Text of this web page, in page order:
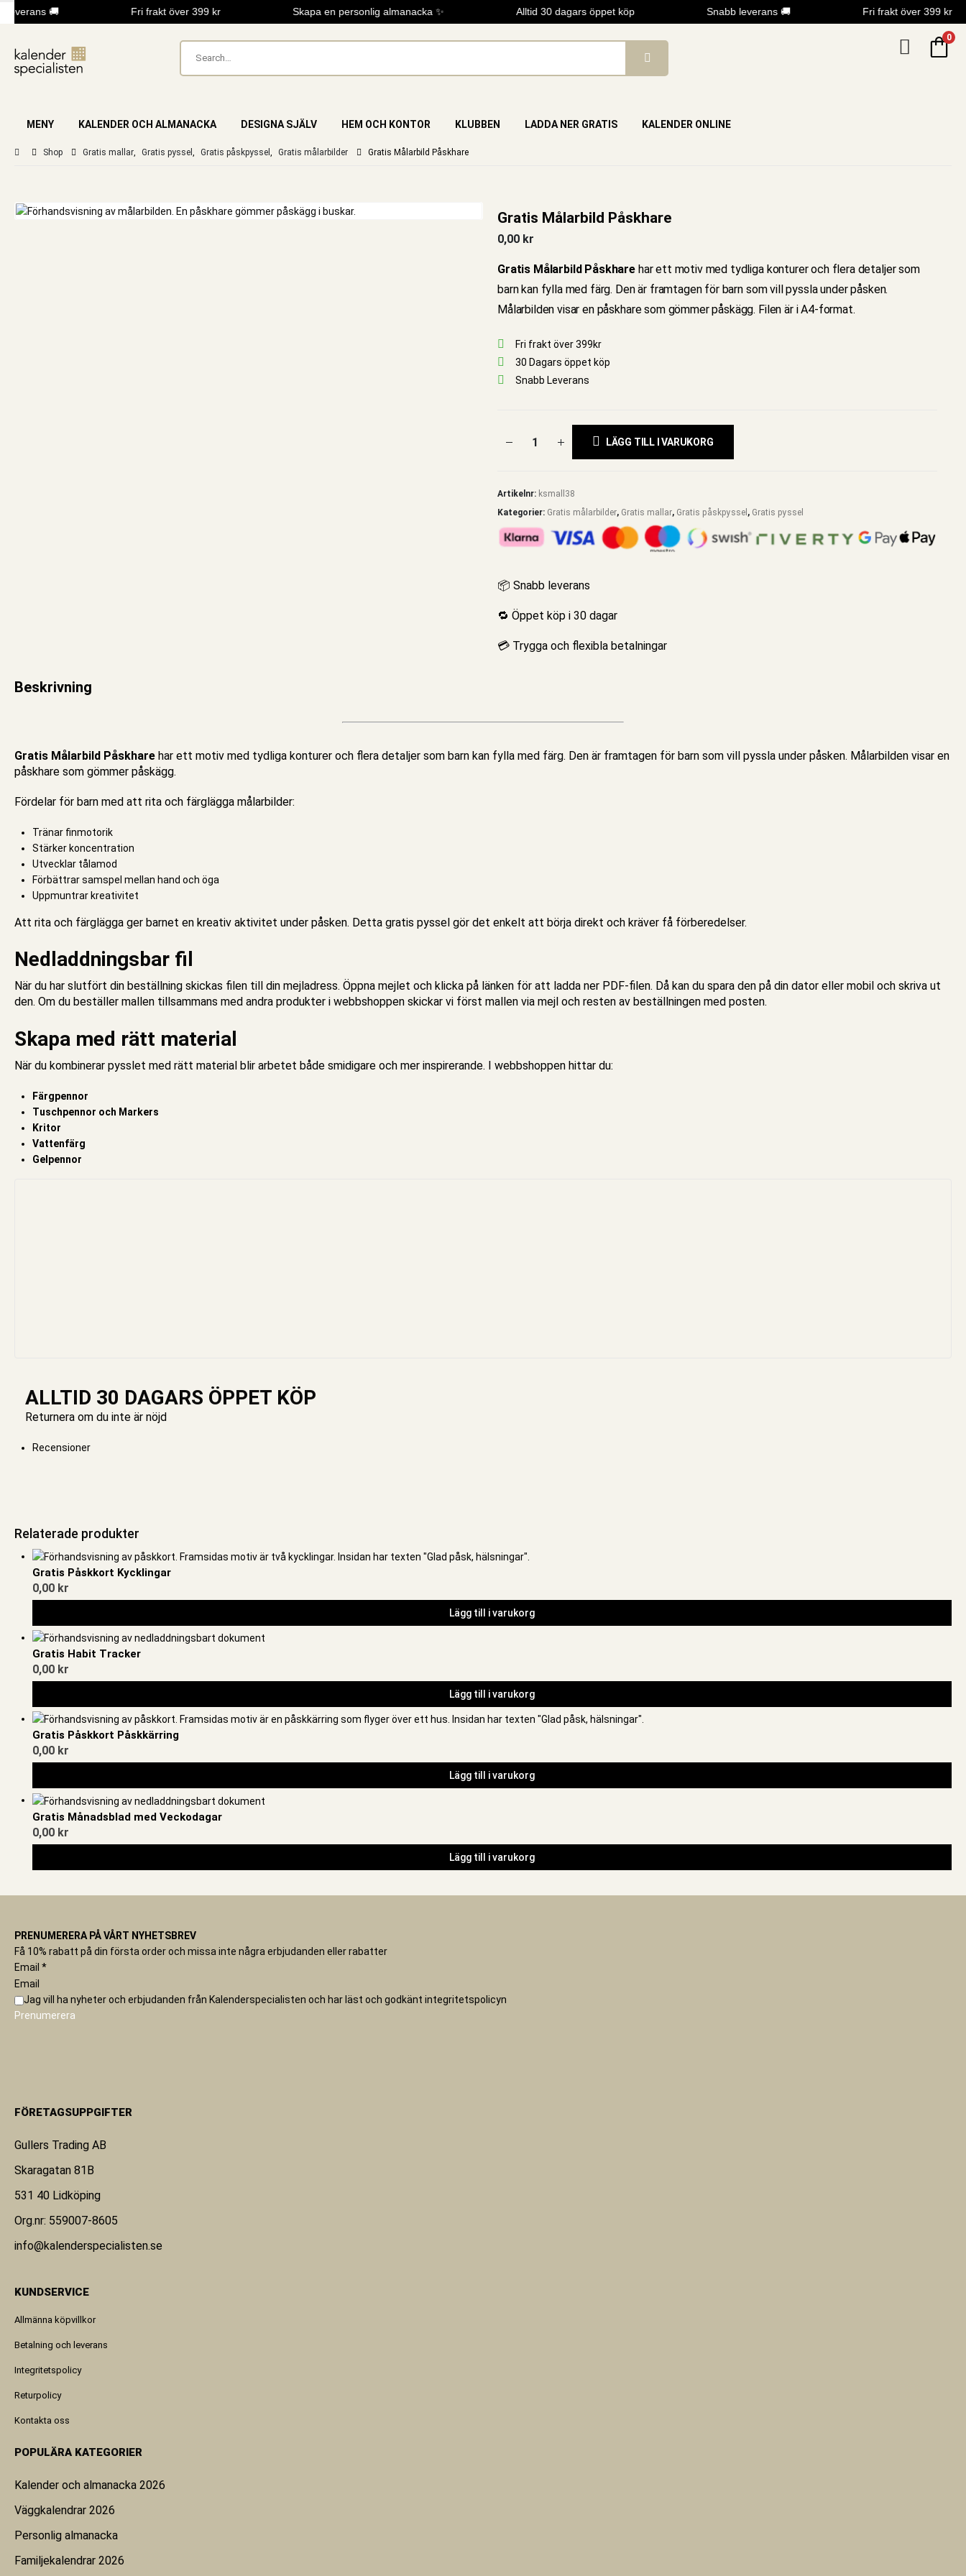
🚚 Fri frakt över 399 kr Skapa en personlig almanacka ✨ Alltid 30 dagars öppet köp Snabb leverans 🚚 Fri frakt över 399 kr
0
MENY KALENDER OCH ALMANACKA DESIGNA SJÄLV HEM OCH KONTOR KLUBBEN LADDA NER GRATIS KALENDER ONLINE
Shop Gratis mallar, Gratis pyssel , Gratis påskpyssel , Gratis målarbilder Gratis Målarbild Påskhare
Gratis Målarbild Påskhare
0,00 kr
Gratis Målarbild Påskhare har ett motiv med tydliga konturer och flera detaljer som
barn kan fylla med färg. Den är framtagen för barn som vill pyssla under påsken.
Målarbilden visar en påskhare som gömmer påskägg. Filen är i A4-format.
Fri frakt över 399kr
30 Dagars öppet köp
Snabb Leverans
LÄGG TILL I VARUKORG
Artikelnr: ksmall38
Kategorier: Gratis målarbilder, Gratis mallar, Gratis påskpyssel , Gratis pyssel
📦 Snabb leverans
🔁 Öppet köp i 30 dagar
💳 Trygga och flexibla betalningar
Beskrivning
Gratis Målarbild Påskhare har ett motiv med tydliga konturer och flera detaljer som barn kan fylla med färg. Den är framtagen för barn som vill pyssla under påsken. Målarbilden visar en
påskhare som gömmer påskägg.
Fördelar för barn med att rita och färglägga målarbilder:
Tränar finmotorik
Stärker koncentration
Utvecklar tålamod
Förbättrar samspel mellan hand och öga
Uppmuntrar kreativitet
Att rita och färglägga ger barnet en kreativ aktivitet under påsken. Detta gratis pyssel gör det enkelt att börja direkt och kräver få förberedelser.
Nedladdningsbar fil
När du har slutfört din beställning skickas filen till din mejladress. Öppna mejlet och klicka på länken för att ladda ner PDF-filen. Då kan du spara den på din dator eller mobil och skriva ut
den. Om du beställer mallen tillsammans med andra produkter i webbshoppen skickar vi först mallen via mejl och resten av beställningen med posten.
Skapa med rätt material
När du kombinerar pysslet med rätt material blir arbetet både smidigare och mer inspirerande. I webbshoppen hittar du:
Färgpennor
Tuschpennor och Markers
Kritor
Vattenfärg
Gelpennor
ALLTID 30 DAGARS ÖPPET KÖP
Returnera om du inte är nöjd
Recensioner
Relaterade produkter
Gratis Påskkort Kycklingar
0,00 kr
Lägg till i varukorg
Gratis Habit Tracker
0,00 kr
Lägg till i varukorg
Gratis Påskkort Påskkärring
0,00 kr
Lägg till i varukorg
Gratis Månadsblad med Veckodagar
0,00 kr
Lägg till i varukorg
PRENUMERERA PÅ VÅRT NYHETSBREV
Få 10% rabatt på din första order och missa inte några erbjudanden eller rabatter
Email *
Email
Jag vill ha nyheter och erbjudanden från Kalenderspecialisten och har läst och godkänt integritetspolicyn
Prenumerera
FÖRETAGSUPPGIFTER
Gullers Trading AB
Skaragatan 81B
531 40 Lidköping
Org.nr: 559007-8605
info@kalenderspecialisten.se
KUNDSERVICE
Allmänna köpvillkor
Betalning och leverans
Integritetspolicy
Returpolicy
Kontakta oss
POPULÄRA KATEGORIER
Kalender och almanacka 2026
Väggkalendrar 2026
Personlig almanacka
Familjekalendrar 2026